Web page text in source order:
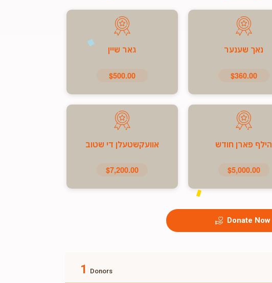
נאך שענער
$360.00
גאר שיין
$500.00
הילף פארן חודש
$5,000.00
אוועקשטעלן די שטוב
$7,200.00
Donate Now
1 Donors